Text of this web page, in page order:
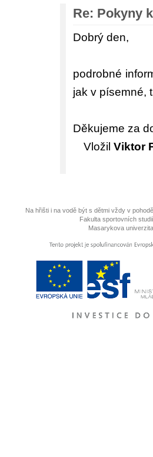
Re: Pokyny
Dobrý den,
podrobné
jak v písemné,
Děkujeme za
Vložil Viktor
Na hřišti i na vodě být s dětmi vždy v
Fakulta sportovních
Masarykova